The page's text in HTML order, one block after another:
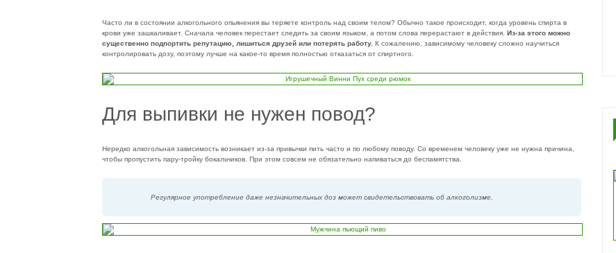
Часто ли в состоянии алкогольного опьянения вы теряете контроль над своим телом? Обычно такое происходит, когда уровень спирта в
крови уже зашкаливает. Сначала человек перестает следить за своим языком, а потом слова перерастают в действия. Из-за этого можно
существенно подпортить репутацию, лишиться друзей или потерять работу. К сожалению, зависимому человеку сложно научиться
контролировать дозу, поэтому лучше на какое-то время полностью отказаться от спиртного.
Для выпивки не нужен повод?
Нередко алкогольная зависимость возникает из-за привычки пить часто и по любому поводу. Со временем человеку уже не нужна причина,
чтобы пропустить пару-тройку бокальчиков. При этом совсем не обязательно напиваться до беспамятства.
Регулярное употребление даже незначительных доз может свидетельствовать об алкоголизме.